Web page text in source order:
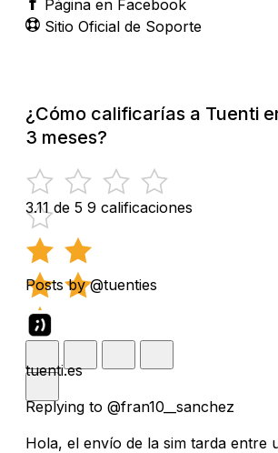
Página en Facebook
Sitio Oficial de Soporte
¿Cómo calificarías a Tuenti
3 meses?
3.11 de 5 9 calificaciones
Posts by @tuenties
tuenti.es
Replying to @fran10__sanchez
Hola, el envío de la sim tarda entre